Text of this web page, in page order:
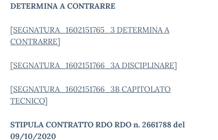
DETERMINA A CONTRARRE
[SEGNATURA_1602151765_3 DETERMINA A
CONTRARRE]
[SEGNATURA_1602151766_3A DISCIPLINARE]
[SEGNATURA_1602151766_3B CAPITOLATO
TECNICO]
STIPULA CONTRATTO RDO RDO n. 2661788 del
09/10/2020